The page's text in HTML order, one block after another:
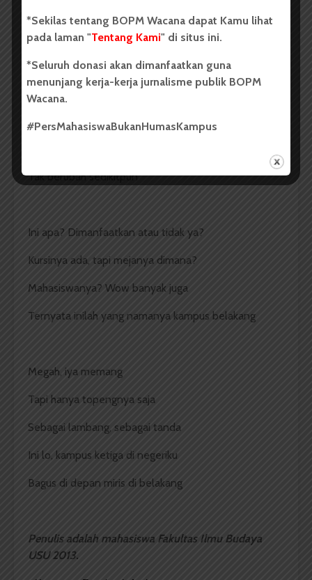
Dengan mata yang sedikit nakal
Aku berpaling, berpaling ke sisi lainnya
Aku tak percaya, kukedipkan mataku
Tetap sama
Tak berubah sedikitpun
Ini apa? Dimanfaatkan atau tidak ya?
Kursinya ada, tapi mejanya dimana?
Mahasiswanya? Wow banyak juga
Ternyata inilah yang namanya kampus belakang
Megah, iya memang
Tapi hanya topengnya saja
Sebagai lambang, sebagai tanda
Ini lo, kampus ketiga di negeriku
Bagus di depan miris di belakang
Penulis adalah mahasiswa Fakultas Ilmu Budaya
USU 2013.
*Sekilas tentang BOPM Wacana dapat Kamu lihat
pada laman "Tentang Kami" di situs ini.
*Seluruh donasi akan dimanfaatkan guna
menunjang kerja-kerja jurnalisme publik BOPM
Wacana.
#PersMahasiswaBukanHumasKampus